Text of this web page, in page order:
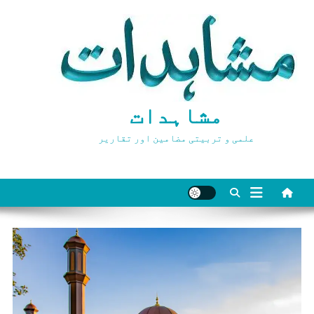
مشاہدات
علمی و تربیتی مضامین اور تقاریر